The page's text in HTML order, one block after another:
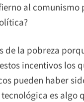
al comunismo
de la pobreza
incentivos los
pueden haber
es algo